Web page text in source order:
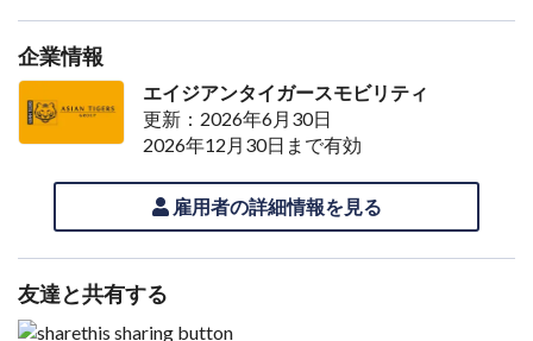
企業情報
エイジアンタイガースモビリティ
更新：2026年6月30日
2026年12月30日まで有効
雇用者の詳細情報を見る
友達と共有する